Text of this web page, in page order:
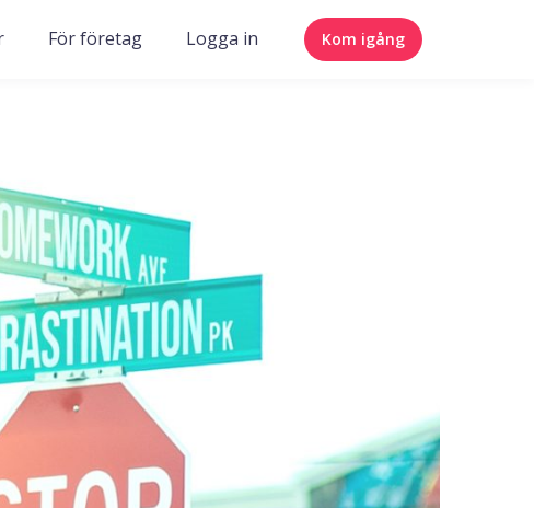
För företag Logga in Kom igång